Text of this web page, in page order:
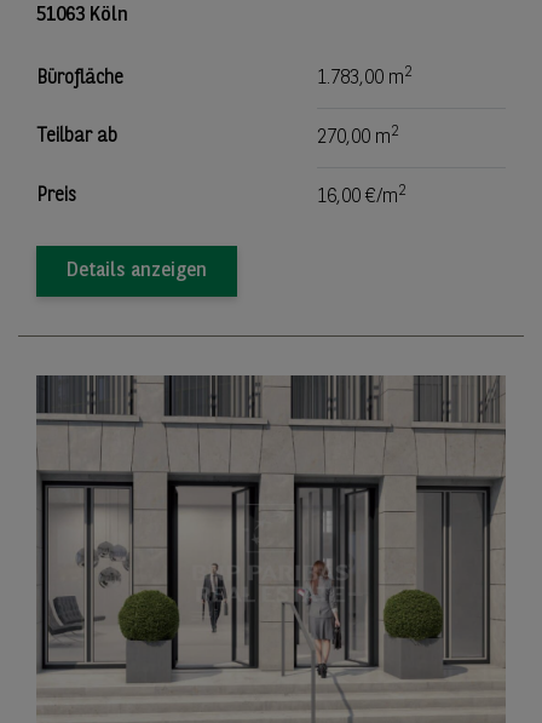
51063 Köln
Bürofläche 1.783,00 m2
Teilbar ab 270,00 m2
Preis 16,00 €/m2
Details anzeigen